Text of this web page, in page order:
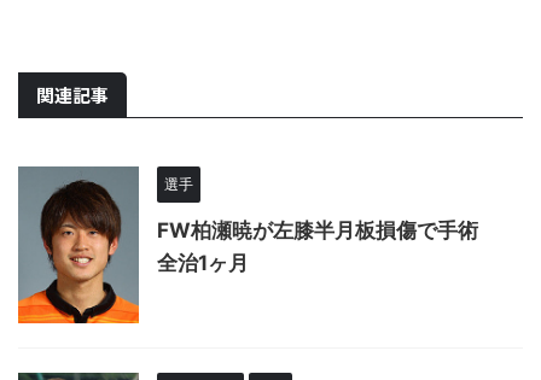
関連記事
選手
FW柏瀬暁が左膝半月板損傷で手術
全治1ヶ月